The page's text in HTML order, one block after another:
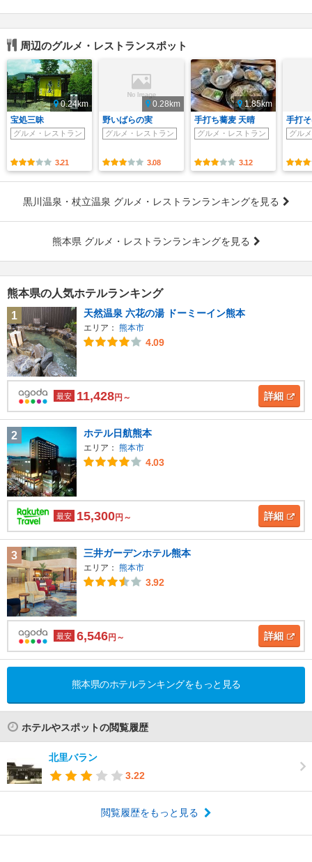
周辺のグルメ・レストランスポット
0.24km
宝処三昧
グルメ・レストラン
3.21
0.28km
野いばらの実
グルメ・レストラン
3.08
1.85km
手打ち蕎麦 天晴
グルメ・レストラン
3.12
手打
グル
黒川温泉・杖立温泉 グルメ・レストランランキングを見る
熊本県 グルメ・レストランランキングを見る
熊本県の人気ホテルランキング
1
天然温泉 六花の湯 ドーミーイン熊本
エリア： 熊本市
4.09
最安 11,428円～ 詳細
2 ホテル日航熊本
エリア： 熊本市
4.03
最安 15,300円～ 詳細
3 三井ガーデンホテル熊本
エリア： 熊本市
3.92
最安 6,546円～ 詳細
熊本県のホテルランキングをもっと見る
ホテルやスポットの閲覧履歴
北里バラン
3.22
閲覧履歴をもっと見る